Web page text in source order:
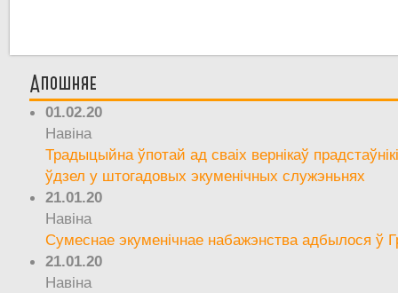
Апошняе
01.02.20
Навіна
Традыцыйна ўпотай ад сваіх вернікаў
ўдзел у штогадовых экуменічных служэньнях
21.01.20
Навіна
Сумеснае экуменічнае набажэнства адбылося ў
21.01.20
Навіна